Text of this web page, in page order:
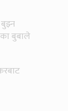
बुबाले